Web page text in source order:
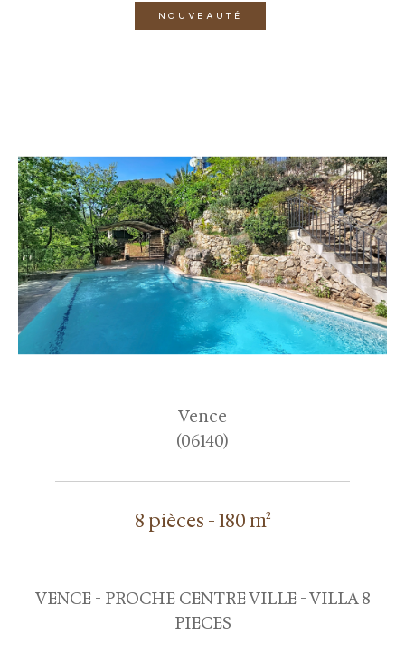
NOUVEAUTÉ
Vence
(06140)
8 pièces - 180 m²
VENCE - PROCHE CENTRE VILLE - VILLA 8
PIECES